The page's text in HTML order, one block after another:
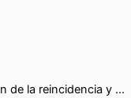
de la reincidencia y …